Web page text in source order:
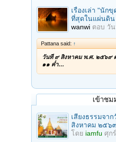
เรื่องเล่า "นัก
ที่สุดในแผ่นดิน
wanwi ตอบ วั
Pattana said: ↑
วันที่ ๙ สิงหาคม พ.ศ. ๒๕๖๙
๑๑ ค่ำ…
เข้าชม
เสียงธรรมจา
สิงหาคม ๒๕๖
โดย iamfu ศุก